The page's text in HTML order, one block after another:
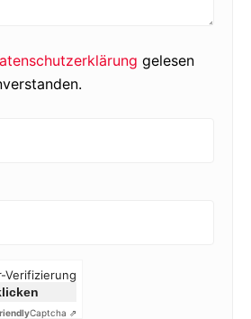
gelesen
Verifizierung
Captcha ⇗